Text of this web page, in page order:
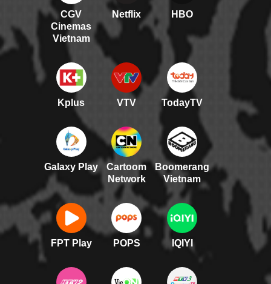
CGV
Cinemas
Vietnam
Netflix HBO
Kplus VTV TodayTV
Galaxy Play
Cartoom
Network
Boomerang
Vietnam
FPT Play POPS IQIYI